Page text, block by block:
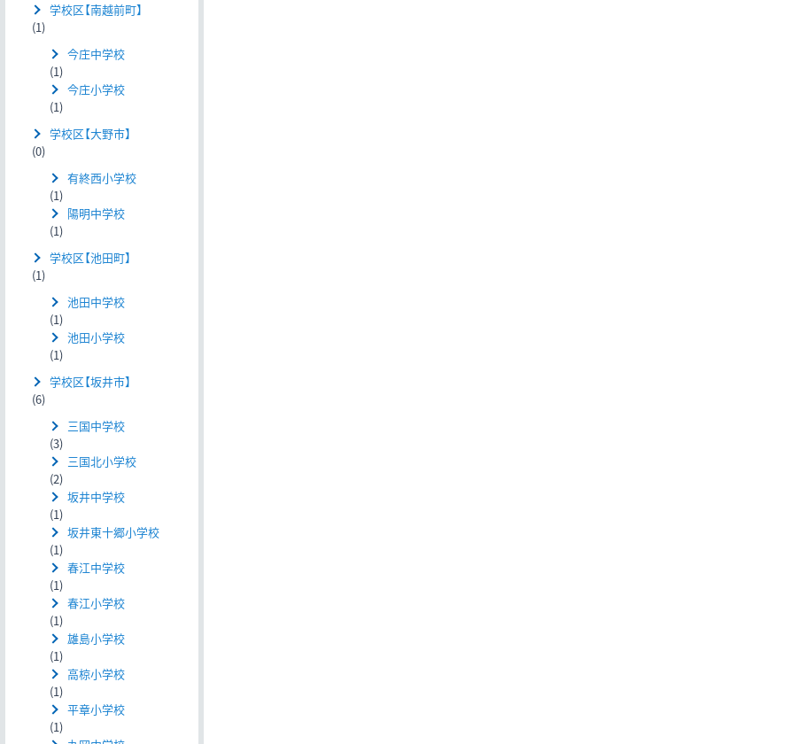
学校区【南越前町】
(1)
今庄中学校
(1)
今庄小学校
(1)
学校区【大野市】
(0)
有終西小学校
(1)
陽明中学校
(1)
学校区【池田町】
(1)
池田中学校
(1)
池田小学校
(1)
学校区【坂井市】
(6)
三国中学校
(3)
三国北小学校
(2)
坂井中学校
(1)
坂井東十郷小学校
(1)
春江中学校
(1)
春江小学校
(1)
雄島小学校
(1)
高椋小学校
(1)
平章小学校
(1)